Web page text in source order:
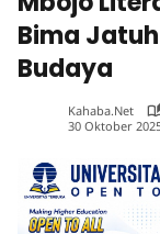
Bima
Budaya
Kahaba.net
30 Oktober